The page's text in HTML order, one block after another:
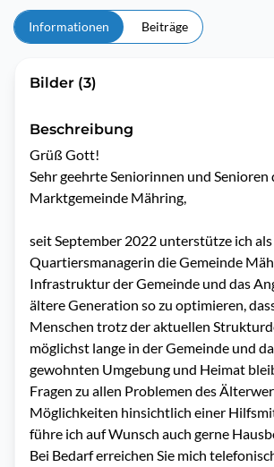
Informationen Beiträge
Bilder (3)
Beschreibung
Grüß Gott!
Sehr geehrte Seniorinnen und Senioren
Marktgemeinde Mähring,
seit September 2022 unterstütze ich als
Quartiersmanagerin die Gemeinde
Infrastruktur der Gemeinde und das
ältere Generation so zu optimieren,
Menschen trotz der aktuellen
möglichst lange in der Gemeinde und
gewohnten Umgebung und Heimat
Fragen zu allen Problemen des
Möglichkeiten hinsichtlich einer
führe ich auf Wunsch auch gerne
Bei Bedarf erreichen Sie mich